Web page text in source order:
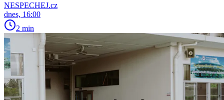
NESPECHEJ.cz
dnes, 16:00
2 min